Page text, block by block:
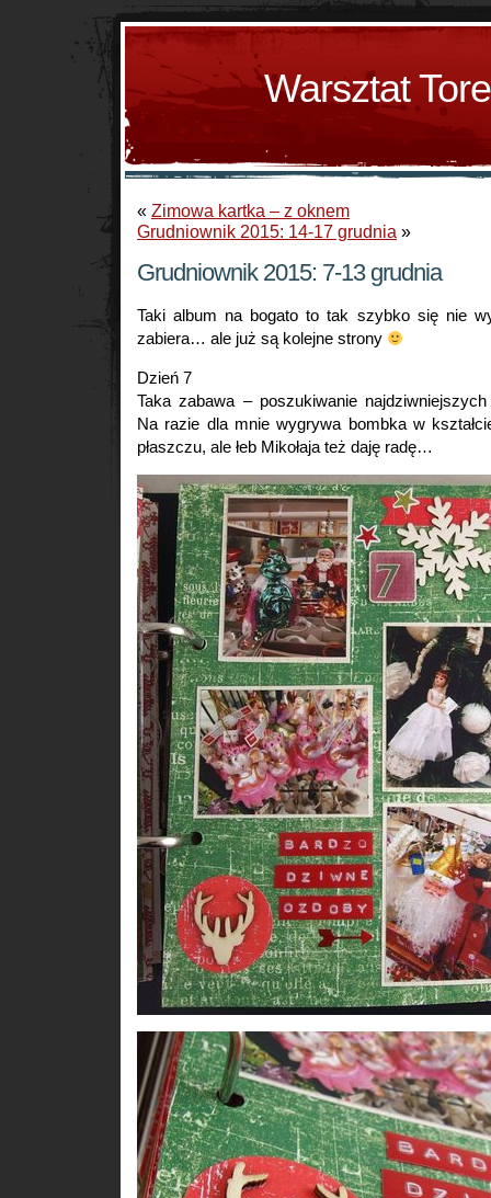
Warsztat
« Zimowa kartka – z oknem
Grudniownik 2015: 14-17 grudnia »
Grudniownik 2015: 7-13 grudnia
Taki album na bogato to tak szybko się nie
zabiera… ale już są kolejne strony
Dzień 7
Taka zabawa – poszukiwanie
Na razie dla mnie wygrywa bombka w
płaszczu, ale łeb Mikołaja też daję radę…